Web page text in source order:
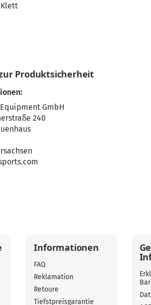
Produktsicherheit
GmbH
240
Informationen
FAQ
Reklamation
Retoure
Tiefstpreisgarantie